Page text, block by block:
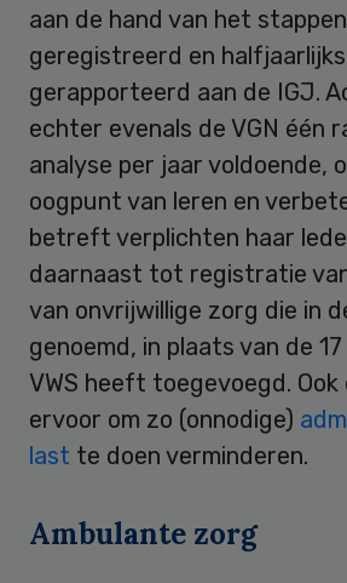
aan de hand van het
geregistreerd en
gerapporteerd aan de IGJ.
echter evenals de VGN één
analyse per jaar voldoende,
oogpunt van leren en
betreft verplichten haar
daarnaast tot registratie
van onvrijwillige zorg die in
genoemd, in plaats van de
VWS heeft toegevoegd. Ook
ervoor om zo (onnodige)
last te doen verminderen.
Ambulante zorg